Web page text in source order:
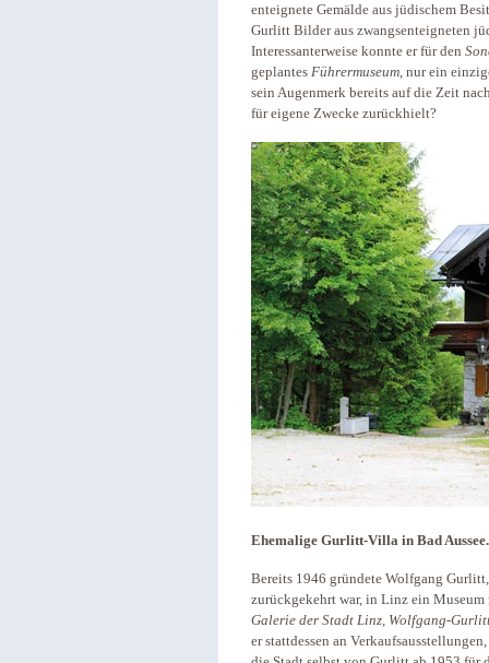
enteignete Gemälde aus jüdischem
Gurlitt Bilder aus zwangsenteigneten
Interessanterweise konnte er für den
geplantes Führermuseum , nur ein
sein Augenmerk bereits auf die Zeit
für eigene Zwecke zurückhielt?
Ehemalige Gurlitt-Villa in Bad Aussee.
Bereits 1946 gründete Wolfgang
zurückgekehrt war, in Linz ein
Galerie der Stadt Linz, Wolfgang-
er stattdessen an